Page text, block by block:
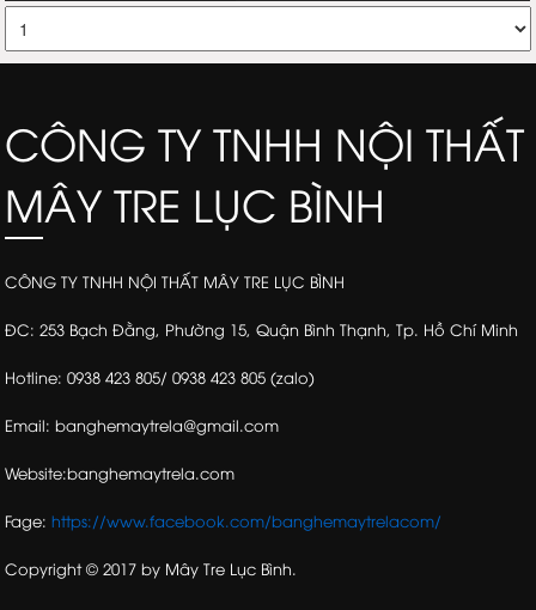
CÔNG TY TNHH NỘI THẤT
MÂY TRE LỤC BÌNH
CÔNG TY TNHH NỘI THẤT MÂY TRE LỤC BÌNH
ĐC: 253 Bạch Đằng, Phường 15, Quận Bình Thạnh, Tp. Hồ Chí Minh
Hotline: 0938 423 805/ 0938 423 805 (zalo)
Email: banghemaytrela@gmail.com
Website:banghemaytrela.com
Fage:https://www.facebook.com/banghemaytrelacom/
Copyright © 2017 by Mây Tre Lục Bình.